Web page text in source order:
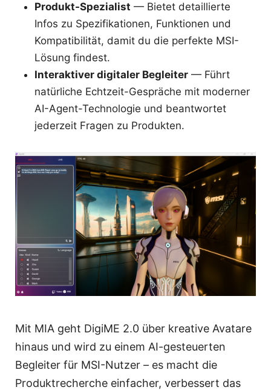
Produkt-Spezialist — Bietet detaillierte
Infos zu Spezifikationen, Funktionen und
Kompatibilität, damit du die perfekte MSI-
Lösung findest.
Interaktiver digitaler Begleiter — Führt
natürliche Echtzeit-Gespräche mit moderner
AI-Agent-Technologie und beantwortet
jederzeit Fragen zu Produkten.
Mit MIA geht DigiME 2.0 über kreative Avatare
hinaus und wird zu einem AI-gesteuerten
Begleiter für MSI-Nutzer – es macht die
Produktrecherche einfacher, verbessert das